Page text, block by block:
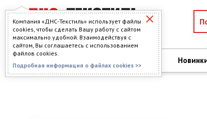
Компания «ДНС-Текстиль» использует файлы
cookies, чтобы сделать Вашу работу с сайтом
максимально удобной. Взаимодействуя с
сайтом, Вы соглашаетесь с использованием
файлов cookies.
Подробная информация о файлах cookies >>
КАТАЛОГ